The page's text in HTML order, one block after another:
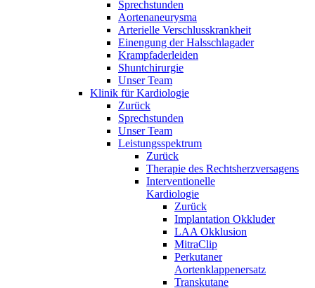
Sprechstunden
Aortenaneurysma
Arterielle Verschlusskrankheit
Einengung der Halsschlagader
Krampfaderleiden
Shuntchirurgie
Unser Team
Klinik für Kardiologie
Zurück
Sprechstunden
Unser Team
Leistungsspektrum
Zurück
Therapie des Rechtsherzversagens
Interventionelle
Kardiologie
Zurück
Implantation Okkluder
LAA Okklusion
MitraClip
Perkutaner
Aortenklappenersatz
Transkutane